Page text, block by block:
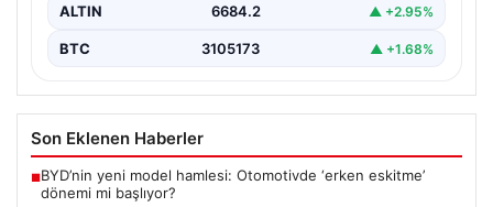
ALTIN 6684.2 ▲ +2.95%
BTC 3105173 ▲ +1.68%
Son Eklenen Haberler
■BYD’nin yeni model hamlesi: Otomotivde ‘erken eskitme’
dönemi mi başlıyor?